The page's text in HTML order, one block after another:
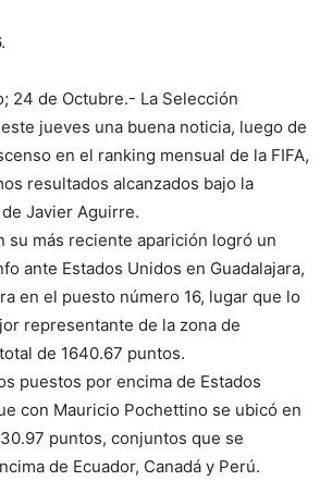
24 de Octubre.- La Selección
jueves una buena noticia, luego de
en el ranking mensual de la FIFA,
resultados alcanzados bajo la
Javier Aguirre.
su más reciente aparición logró un
ante Estados Unidos en Guadalajara,
en el puesto número 16, lugar que lo
representante de la zona de
de 1640.67 puntos.
puestos por encima de Estados
con Mauricio Pochettino se ubicó en
puntos, conjuntos que se
de Ecuador, Canadá y Perú.